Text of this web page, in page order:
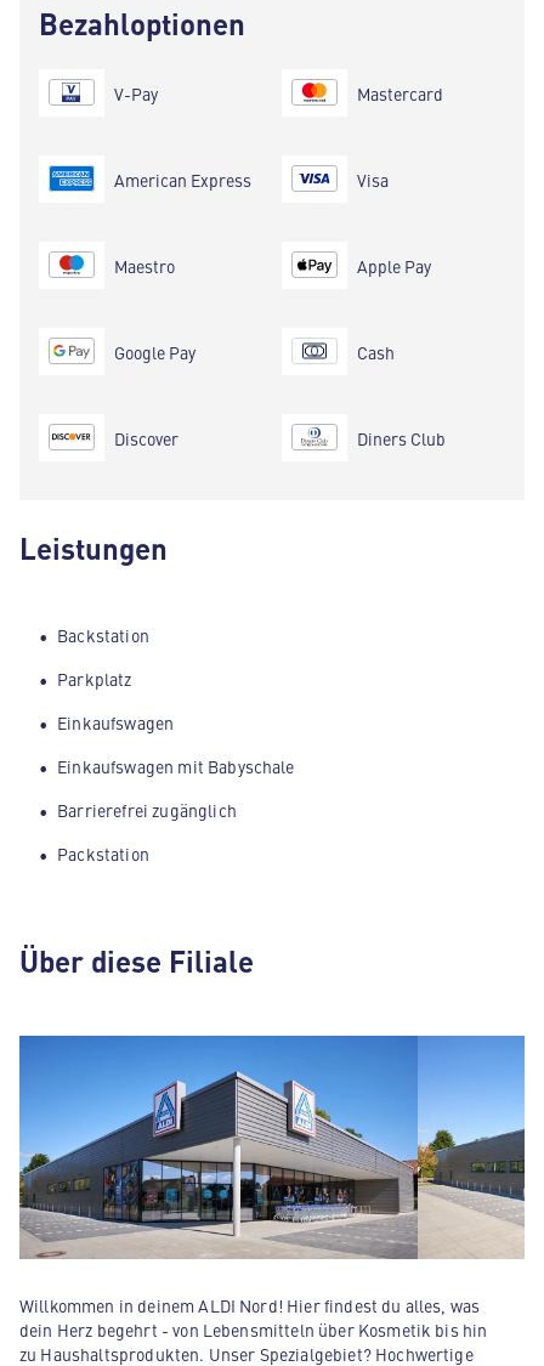
Bezahloptionen
V-Pay
American Express
Maestro
Google Pay
Discover
Mastercard
Visa
Apple Pay
Cash
Diners Club
Leistungen
Backstation
Parkplatz
Einkaufswagen
Einkaufswagen mit Babyschale
Barrierefrei zugänglich
Packstation
Über diese Filiale
Willkommen in deinem ALDI Nord! Hier findest du alles, was
dein Herz begehrt - von Lebensmitteln über Kosmetik bis hin
zu Haushaltsprodukten. Unser Spezialgebiet? Hochwertige